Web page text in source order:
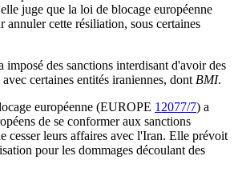
juge que la loi de blocage européenne
annuler cette résiliation, sous certaines
imposé des sanctions interdisant d'avoir des
certaines entités iraniennes, dont BMI.
européenne (EUROPE 12077/7) a
de se conformer aux sanctions
cesser leurs affaires avec l'Iran. Elle prévoit
pour les dommages découlant des